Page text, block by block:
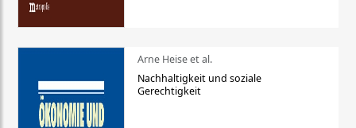
Arne Heise et al.
Nachhaltigkeit und soziale
Gerechtigkeit